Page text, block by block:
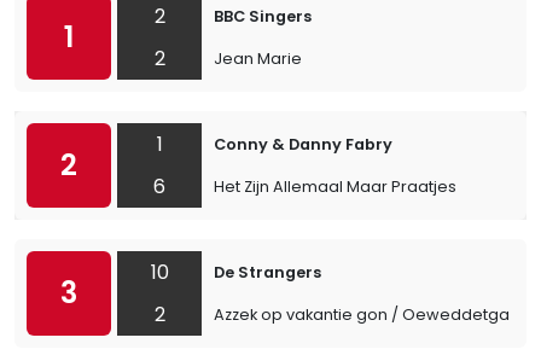
1
2
2
BBC Singers
Jean Marie
2
1
6
Conny & Danny Fabry
Het Zijn Allemaal Maar Praatjes
3
10
2
De Strangers
Azzek op vakantie gon / Oeweddetgat